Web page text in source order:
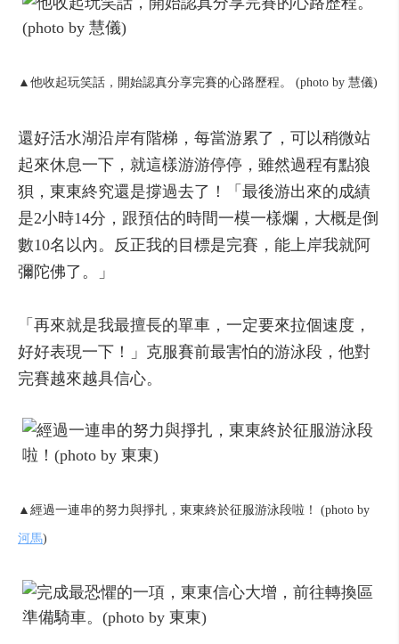
▲他收起玩笑話，開始認真分享完賽的心路歷程。 (photo by 慧儀)
還好活水湖沿岸有階梯，每當游累了，可以稍微站
起來休息一下，就這樣游游停停，雖然過程有點狼
狽，東東終究還是撐過去了！「最後游出來的成績
是2小時14分，跟預估的時間一模一樣爛，大概是倒
數10名以內。反正我的目標是完賽，能上岸我就阿
彌陀佛了。」
「再來就是我最擅長的單車，一定要來拉個速度，
好好表現一下！」克服賽前最害怕的游泳段，他對
完賽越來越具信心。
▲經過一連串的努力與掙扎，東東終於征服游泳段啦！ (photo by
河馬)